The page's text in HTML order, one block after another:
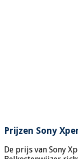
Prijzen Sony
De prijs van Sony